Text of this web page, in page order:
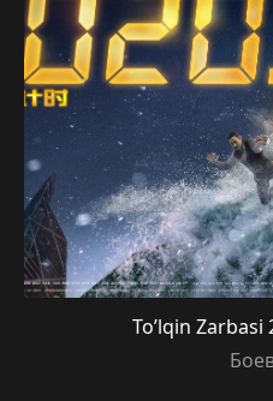
To’lqin